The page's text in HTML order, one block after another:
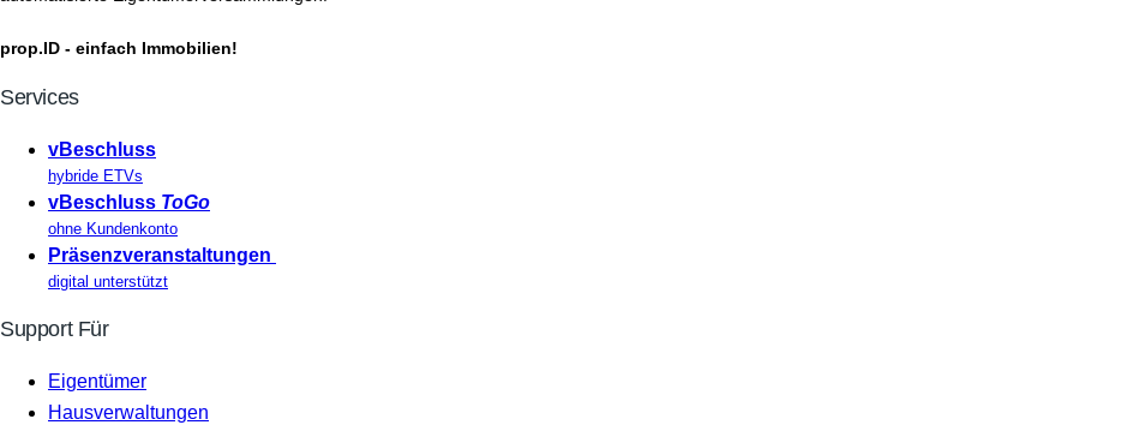
prop.ID - einfach Immobilien!
Services
vBeschluss
hybride ETVs
vBeschluss ToGo
ohne Kundenkonto
Präsenzveranstaltungen
digital unterstützt
Support Für
Eigentümer
Hausverwaltungen